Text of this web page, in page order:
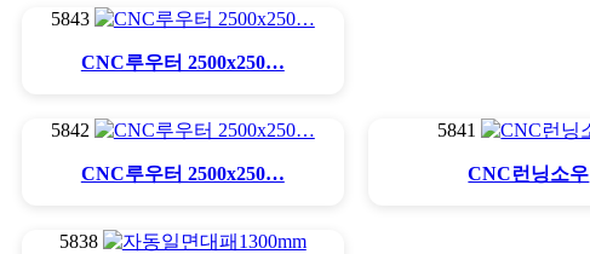
5843
CNC루우터 2500x250…
5842
CNC루우터 2500x250…
5841
CNC런닝소우
5838